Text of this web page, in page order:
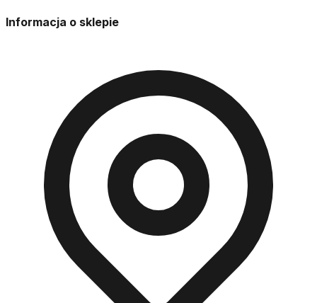
Informacja o sklepie